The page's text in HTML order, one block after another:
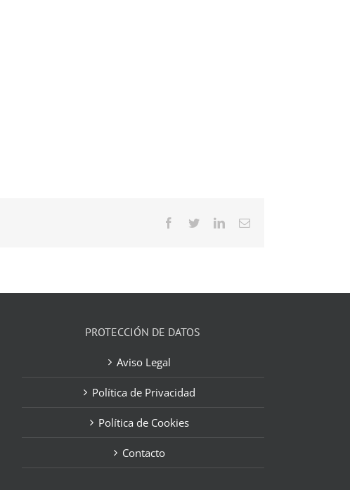
Facebook
TwitterLinkedInCorreo
PROTECCIÓN DE DATOS
Aviso Legal
Política de Privacidad
Política de Cookies
Contacto